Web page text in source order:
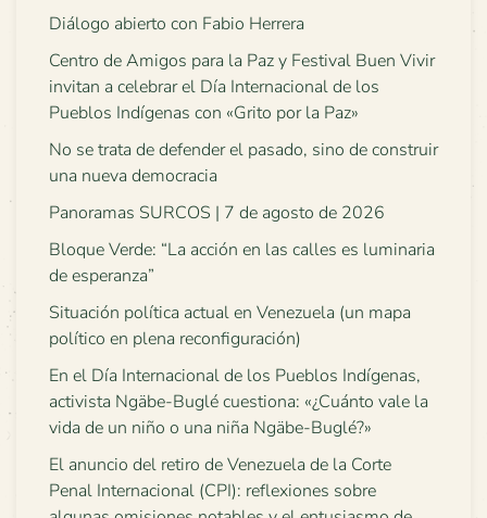
Diálogo abierto con Fabio Herrera
Centro de Amigos para la Paz y Festival Buen Vivir
invitan a celebrar el Día Internacional de los
Pueblos Indígenas con «Grito por la Paz»
No se trata de defender el pasado, sino de construir
una nueva democracia
Panoramas SURCOS | 7 de agosto de 2026
Bloque Verde: “La acción en las calles es luminaria
de esperanza”
Situación política actual en Venezuela (un mapa
político en plena reconfiguración)
En el Día Internacional de los Pueblos Indígenas,
activista Ngäbe-Buglé cuestiona: «¿Cuánto vale la
vida de un niño o una niña Ngäbe-Buglé?»
El anuncio del retiro de Venezuela de la Corte
Penal Internacional (CPI): reflexiones sobre